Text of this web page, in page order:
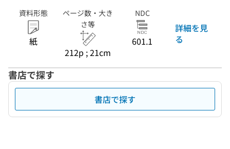
資料形態
紙
ページ数・大き
さ等
212p ; 21cm
NDC
601.1
詳細を見
る
書店で探す
書店で探す